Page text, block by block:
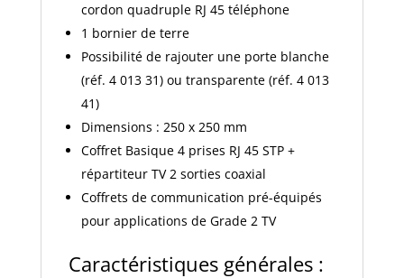
cordon quadruple RJ 45 téléphone
1 bornier de terre
Possibilité de rajouter une porte blanche
(réf. 4 013 31) ou transparente (réf. 4 013
41)
Dimensions : 250 x 250 mm
Coffret Basique 4 prises RJ 45 STP +
répartiteur TV 2 sorties coaxial
Coffrets de communication pré-équipés
pour applications de Grade 2 TV
Caractéristiques générales :